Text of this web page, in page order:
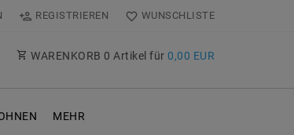
REGISTRIEREN WUNSCHLISTE
WARENKORB 0 Artikel für 0,00 EUR
MEHR